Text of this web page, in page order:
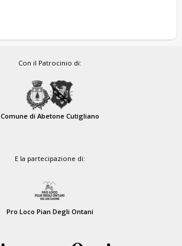
Con il Patrocinio di:
Comune di Abetone Cutigliano
E la partecipazione di:
Pro Loco Pian Degli Ontani